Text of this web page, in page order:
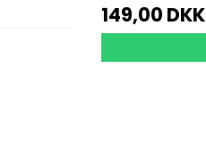
149,00 DKK